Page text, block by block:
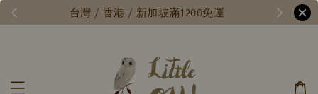
台灣 / 香港 / 新加坡滿1200免運